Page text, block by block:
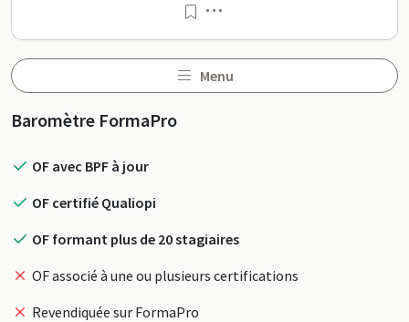
Menu
Profil
Baromètre FormaPro
OF avec BPF à jour
OF certifié Qualiopi
OF formant plus de 20 stagiaires
OF associé à une ou plusieurs certifications
Revendiquée sur FormaPro